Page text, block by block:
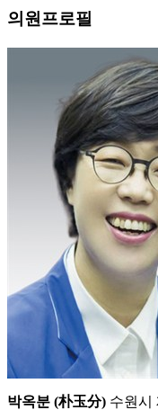
의원프로필
박옥분 (朴玉分) 수원시